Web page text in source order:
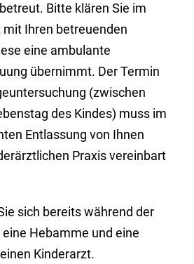
Bitte klären Sie im
Ihren betreuenden
eine ambulante
übernimmt. Der Termin
(zwischen
des Kindes) muss im
Entlassung von Ihnen
Praxis vereinbart
sich bereits während der
Hebamme und eine
Kinderarzt.